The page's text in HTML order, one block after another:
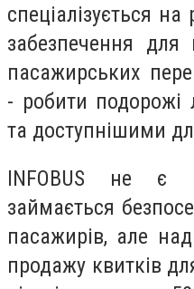
спеціалізується
забезпечення для
пасажирських
- робити подорожі
та доступнішими
INFOBUS не є
займається
пасажирів, але
продажу квитків